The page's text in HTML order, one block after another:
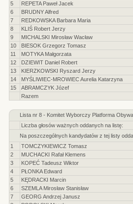
5
REPETA Paweł Jacek
6
BRUDNY Alfred
7
REDKOWSKA Barbara Maria
8
KLIŚ Robert Jerzy
9
MICHALSKI Mirosław Wacław
10
BIESOK Grzegorz Tomasz
11
MOTYKA Małgorzata
12
DZIEWIT Daniel Robert
13
KIERZKOWSKI Ryszard Jerzy
14
MYŚLIWIEC-MROWIEC Aurelia Katarzyna
15
ABRAMCZYK Józef
Razem
Lista nr 8 - Komitet Wyborczy Platforma
Liczba głosów ważnych oddanych na listę:
Na poszczególnych kandydatów z tej listy
1
TOMCZYKIEWICZ Tomasz
2
MUCHACKI Rafał Klemens
3
KOPEĆ Tadeusz Wiktor
4
PŁONKA Edward
5
KĘDRACKI Marcin
6
SZEMLA Mirosław Stanisław
7
GEORG Andrzej Janusz